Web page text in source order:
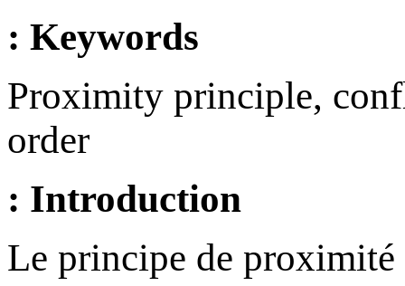
Keywords :
Proximity principle,
order
Introduction :
Le principe de